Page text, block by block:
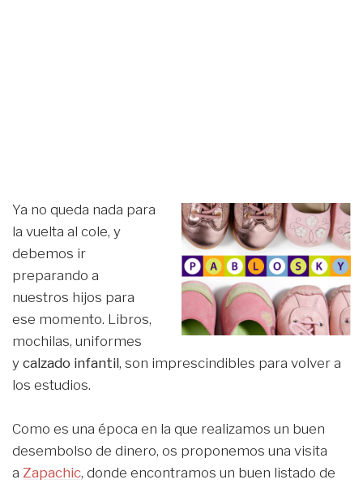
Ya no queda nada para
la vuelta al cole, y
debemos ir
preparando a
nuestros hijos para
ese momento. Libros,
mochilas, uniformes
y calzado infantil, son imprescindibles para volver a
los estudios.
Como es una época en la que realizamos un buen
desembolso de dinero, os proponemos una visita
a Zapachic, donde encontramos un buen listado de